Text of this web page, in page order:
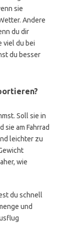
sie
Andere
du dir
viel du bei
du besser
Soll sie in
sie am Fahrrad
leichter zu
wie
du schnell
und